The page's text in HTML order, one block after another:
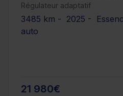
Régulateur adaptatif
3485 km - 2025 -
auto
21 980€